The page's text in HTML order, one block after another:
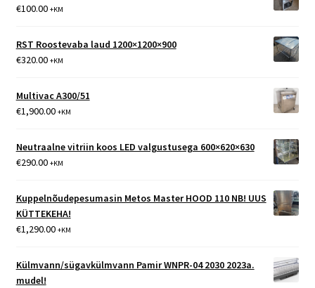
€100.00 +KM
RST Roostevaba laud 1200×1200×900
€320.00 +KM
Multivac A300/51
€1,900.00 +KM
Neutraalne vitriin koos LED valgustusega 600×620×630
€290.00 +KM
Kuppelnõudepesumasin Metos Master HOOD 110 NB! UUS
KÜTTEKEHA!
€1,290.00 +KM
Külmvann/sügavkülmvann Pamir WNPR-04 2030 2023a.
mudel!